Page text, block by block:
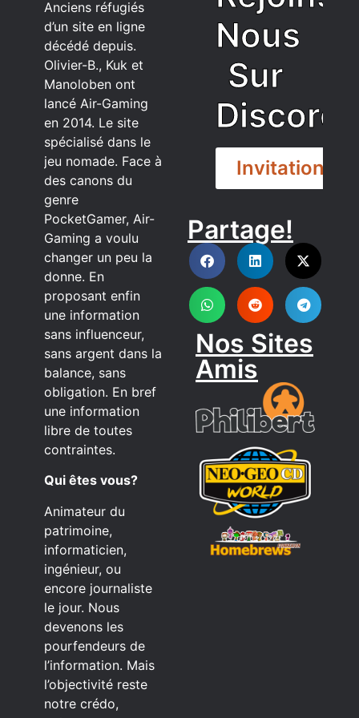
Anciens réfugiés
d’un site en ligne
décédé depuis.
Olivier-B., Kuk et
Manoloben ont
lancé Air-Gaming
en 2014. Le site
spécialisé dans le
jeu nomade. Face à
des canons du
genre
PocketGamer, Air-
Gaming a voulu
changer un peu la
donne. En
proposant enfin
une information
sans influenceur,
sans argent dans la
balance, sans
obligation. En bref
une information
libre de toutes
contraintes.
Qui êtes vous?
Animateur du
patrimoine,
informaticien,
ingénieur, ou
encore journaliste
le jour. Nous
devenons les
pourfendeurs de
l’information. Mais
l’objectivité reste
notre crédo,
Nous
Sur
Discord
Invitation
DISCORD
Partage!
Nos Sites
Amis